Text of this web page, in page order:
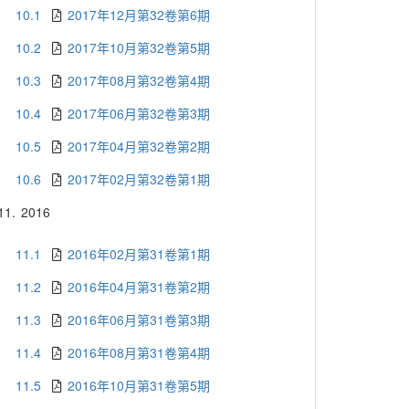
10.1
2017年12月第32卷第6期
10.2
2017年10月第32卷第5期
10.3
2017年08月第32卷第4期
10.4
2017年06月第32卷第3期
10.5
2017年04月第32卷第2期
10.6
2017年02月第32卷第1期
2016
11.1
2016年02月第31卷第1期
11.2
2016年04月第31卷第2期
11.3
2016年06月第31卷第3期
11.4
2016年08月第31卷第4期
11.5
2016年10月第31卷第5期